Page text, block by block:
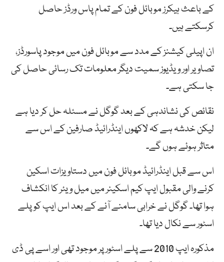
کے باعث ہیکرز موبائل فون کے تمام پاس ورڈز حاصل
کرسکتے ہیں۔
ان اپیلی کیشنز کے مدد سے موبائل فون میں موجود پاسورڈز،
تصاویر اور ویڈیوز سمیت دیگر معلومات تک رسائی حاصل کی
جا سکتی ہے۔
نقائص کی نشاندہی کے بعد گوگل نے مسئلہ حل کر دیا ہے
لیکن خدشہ ہے کہ لاکھوں اینڈرائیڈ صارفین کے اس سے
متاثر ہوئے ہوں گے۔
اس سے قبل اینڈرائیڈ موبائل فون میں دستاویزات اسکین
کرنے والی مقبول ایپ کیم اسکینر میں میل ویئر کا انکشاف
ہوا تھا۔ گوگل نے خرابی سامنے آنے کے بعد اس ایپ کو پلے
اسٹور سے نکال دیا تھا۔
مذکورہ ایپ 2010 سے پلے اسٹور پر موجود تھی اور اسے پی ڈی